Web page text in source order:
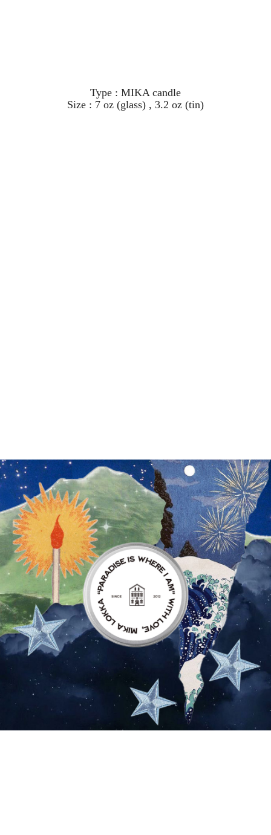
Type : MIKA candle
Size : 7 oz (glass) , 3.2 oz (tin)